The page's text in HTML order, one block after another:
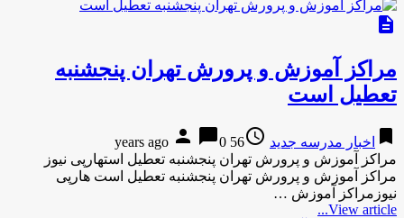
description
مراکز آموزش و پرورش تهران پنجشنبه
تعطیل است
bookmark اخبار مدرسه جدید access_time
56 years ago
person chat_bubble0
مراکز آموزش و پرورش تهران پنجشنبه تعطیل استهارپی نیوز
مراکز آموزش و پرورش تهران پنجشنبه تعطیل است هارپی
نیوزمراکز آموزش …
View article...